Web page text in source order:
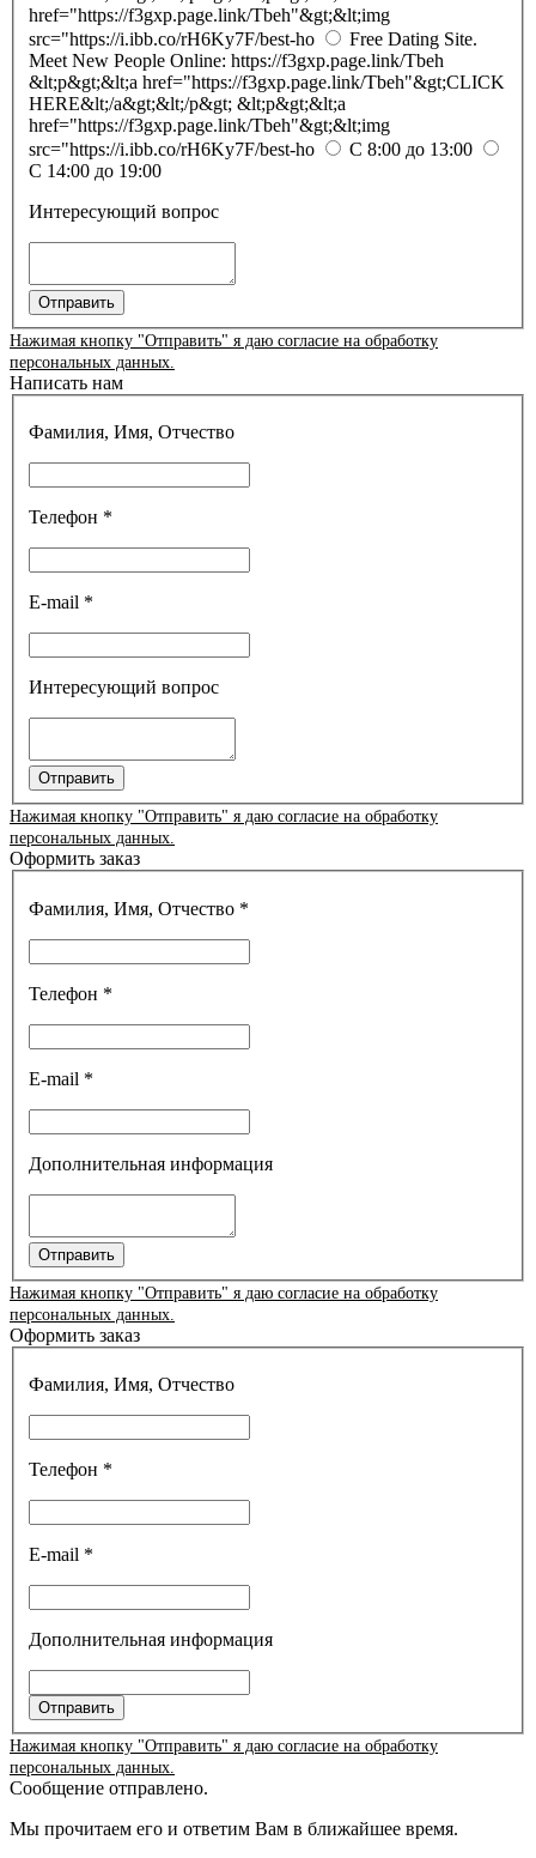
href="https://f3gxp.page.link/Tbeh"&gt;&lt;img
src="https://i.ibb.co/rH6Ky7F/best-ho
Free Dating Site.
Meet New People Online: https://f3gxp.page.link/Tbeh
&lt;p&gt;&lt;a href="https://f3gxp.page.link/Tbeh"&gt;CLICK
HERE&lt;/a&gt;&lt;/p&gt; &lt;p&gt;&lt;a
href="https://f3gxp.page.link/Tbeh"&gt;&lt;img
src="https://i.ibb.co/rH6Ky7F/best-ho
С 8:00 до 13:00
С 14:00 до 19:00
Интересующий вопрос
Отправить
Нажимая кнопку "Отправить" я даю согласие на обработку
персональных данных.
Написать нам
Фамилия, Имя, Отчество
Телефон *
E-mail *
Интересующий вопрос
Отправить
Нажимая кнопку "Отправить" я даю согласие на обработку
персональных данных.
Оформить заказ
Фамилия, Имя, Отчество *
Телефон *
E-mail *
Дополнительная информация
Отправить
Нажимая кнопку "Отправить" я даю согласие на обработку
персональных данных.
Оформить заказ
Фамилия, Имя, Отчество
Телефон *
E-mail *
Дополнительная информация
Отправить
Нажимая кнопку "Отправить" я даю согласие на обработку
персональных данных.
Сообщение отправлено.
Мы прочитаем его и ответим Вам в ближайшее время.